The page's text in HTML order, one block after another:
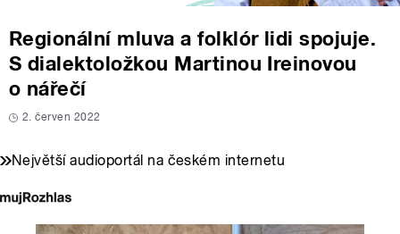
Regionální mluva a folklór lidi spojuje.
S dialektoložkou Martinou Ireinovou
o nářečí
2. červen 2022
Největší audioportál na českém internetu